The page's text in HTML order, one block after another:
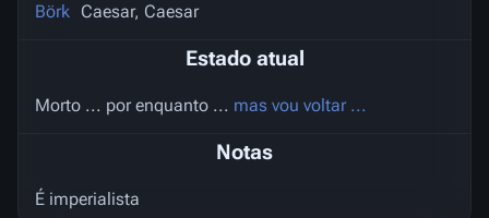
Börk Caesar, Caesar
Estado atual
Morto ... por enquanto ... mas vou voltar ...
Notas
É imperialista